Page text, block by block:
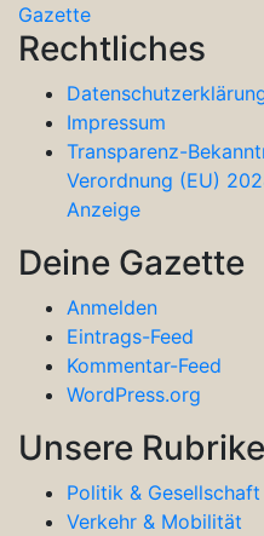
Gazette
Rechtliches
Impressum
Transparenz-
Verordnung (EU)
Anzeige
Deine Gazette
Anmelden
Eintrags-Feed
Kommentar-Feed
WordPress.org
Unsere
Politik & Gesellschaft
Verkehr & Mobilität